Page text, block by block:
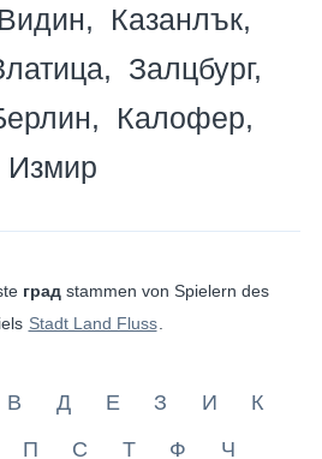
Видин
Казанлък
Залцбург
Калофер
Измир
град stammen von Spielern des
Stadt Land Fluss
В Д Е З И
К
П С Т Ф Ч